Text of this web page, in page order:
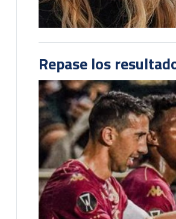
Repase los